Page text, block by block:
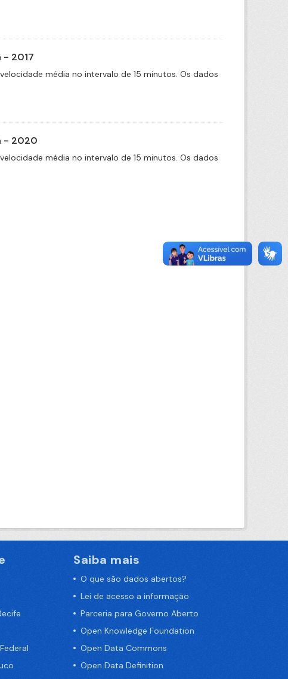
- 2017
média no intervalo de 15 minutos. Os dados
- 2020
média no intervalo de 15 minutos. Os dados
Saiba mais
O que são dados abertos?
Lei de acesso a informação
Parceria para Governo Aberto
Open Knowledge Foundation
Open Data Commons
Open Data Definition